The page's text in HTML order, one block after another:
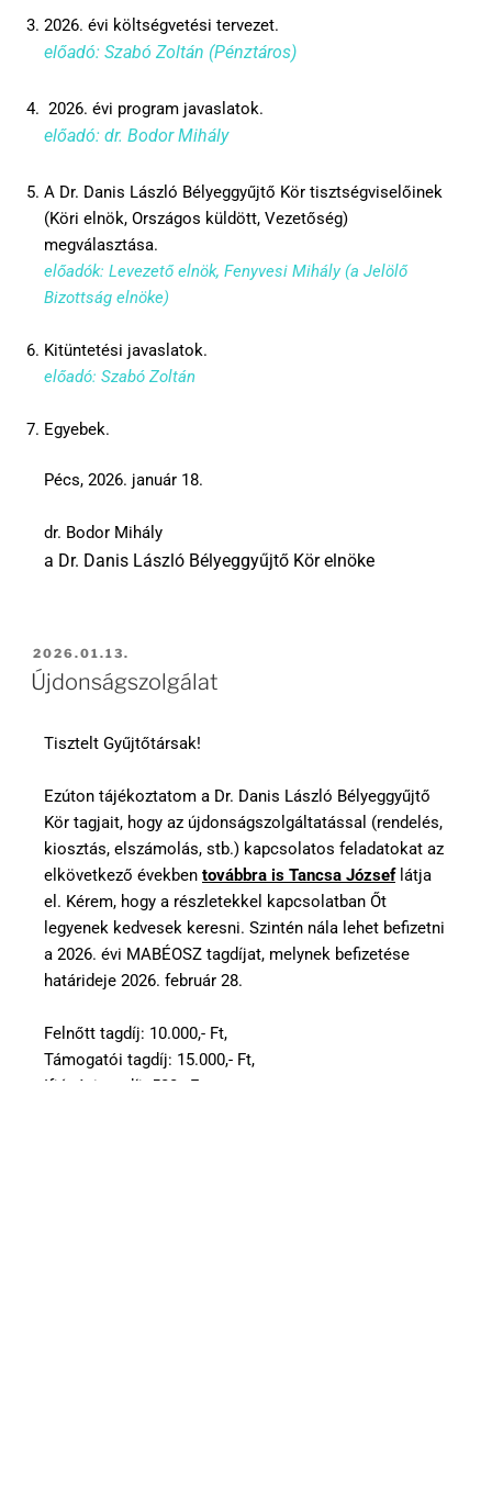
2026. évi költségvetési tervezet.
előadó: Szabó Zoltán (Pénztáros)
2026. évi program javaslatok.
előadó: dr. Bodor Mihály
A Dr. Danis László Bélyeggyűjtő Kör tisztségviselőinek
(Köri elnök, Országos küldött, Vezetőség)
megválasztása.
előadók: Levezető elnök, Fenyvesi Mihály (a Jelölő
Bizottság elnöke)
Kitüntetési javaslatok.
előadó: Szabó Zoltán
Egyebek.
Pécs, 2026. január 18.
dr. Bodor Mihály
a Dr. Danis László Bélyeggyűjtő Kör elnöke
2026.01.13.
Újdonságszolgálat
Tisztelt Gyűjtőtársak!
Ezúton tájékoztatom a Dr. Danis László Bélyeggyűjtő
Kör tagjait, hogy az újdonságszolgáltatással (rendelés,
kiosztás, elszámolás, stb.) kapcsolatos feladatokat az
elkövetkező években továbbra is Tancsa Józseflátja
el. Kérem, hogy a részletekkel kapcsolatban Őt
legyenek kedvesek keresni. Szintén nála lehet befizetni
a 2026. évi MABÉOSZ tagdíjat, melynek befizetése
határideje 2026. február 28.
Felnőtt tagdíj: 10.000,- Ft,
Támogatói tagdíj: 15.000,- Ft,
Ifjúsági tagdíj: 500,- Ft.